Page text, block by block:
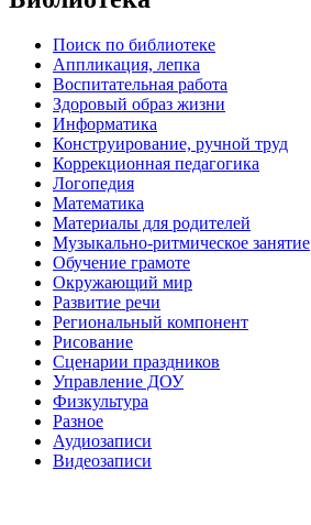
Поиск по библиотеке
Аппликация, лепка
Воспитательная работа
Здоровый образ жизни
Информатика
Конструирование, ручной труд
Коррекционная педагогика
Логопедия
Математика
Материалы для родителей
Музыкально-ритмическое занятие
Обучение грамоте
Окружающий мир
Развитие речи
Региональный компонент
Рисование
Сценарии праздников
Управление ДОУ
Физкультура
Разное
Аудиозаписи
Видеозаписи